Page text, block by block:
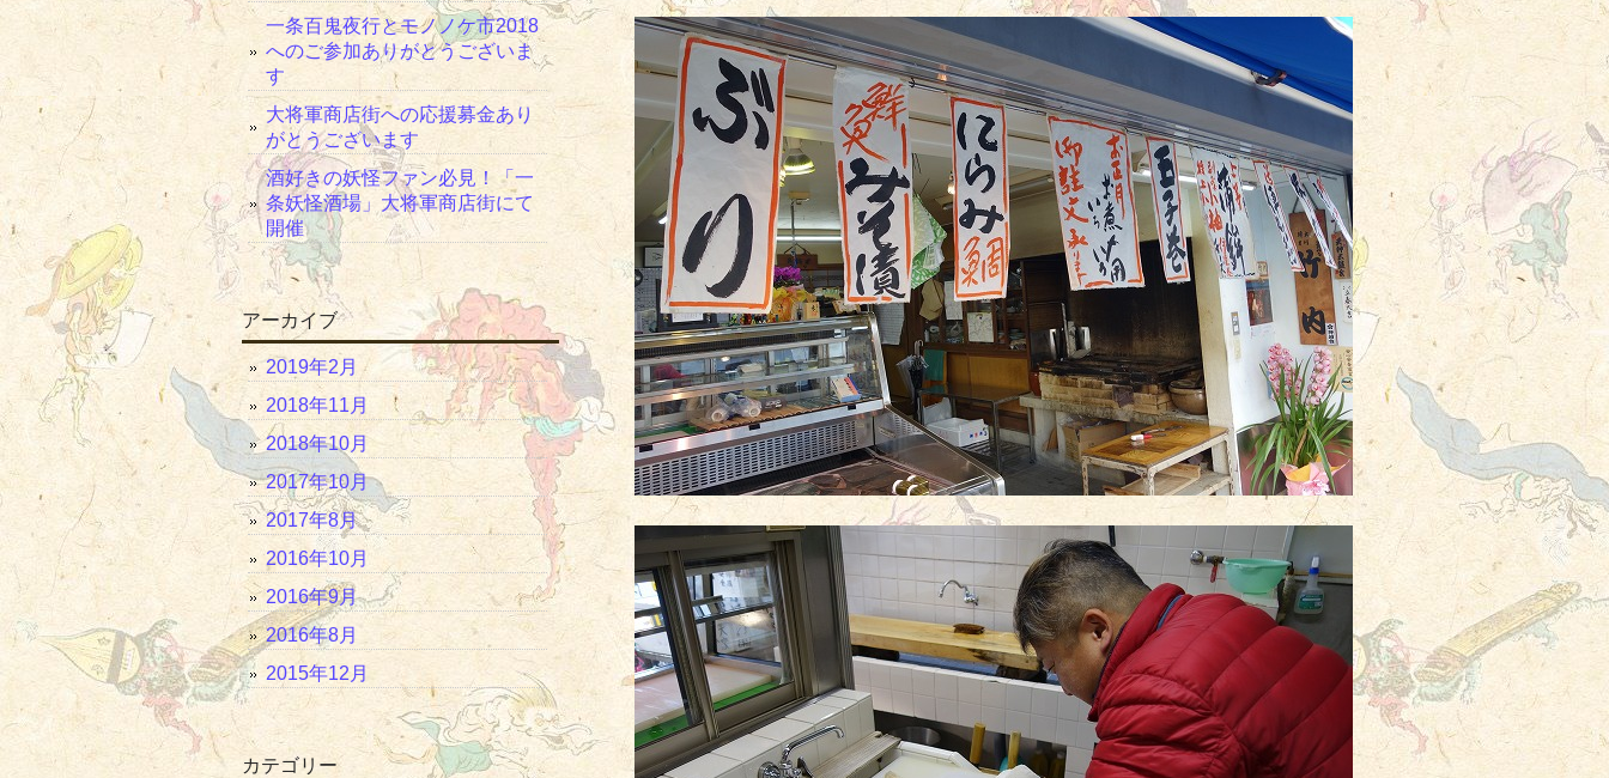
一条百鬼夜行とモノノケ市2018
へのご参加ありがとうございま
す
大将軍商店街への応援募金あり
がとうございます
酒好きの妖怪ファン必見！「一
条妖怪酒場」大将軍商店街にて
開催
アーカイブ
2019年2月
2018年11月
2018年10月
2017年10月
2017年8月
2016年10月
2016年9月
2016年8月
2015年12月
カテゴリー